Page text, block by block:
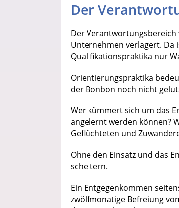
Der
Der
Unternehmen verlagert. Da
Qualifikationspraktika nur
Orientierungspraktika
der Bonbon noch nicht
Wer kümmert sich um das
angelernt werden können?
Geflüchteten und
Ohne den Einsatz und das
scheitern.
Ein Entgegenkommen
zwölfmonatige Befreiung